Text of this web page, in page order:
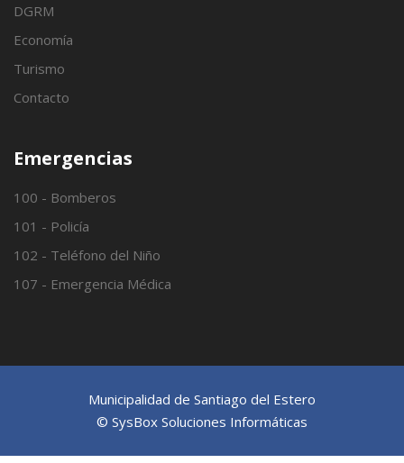
DGRM
Economía
Turismo
Contacto
Emergencias
100 - Bomberos
101 - Policía
102 - Teléfono del Niño
107 - Emergencia Médica
Municipalidad de Santiago del Estero
© SysBox Soluciones Informáticas